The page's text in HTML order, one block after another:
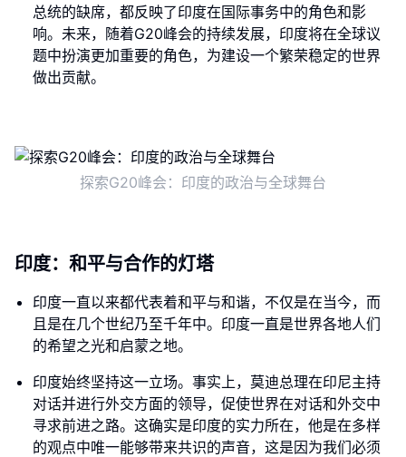
总统的缺席，都反映了印度在国际事务中的角色和影
响。未来，随着G20峰会的持续发展，印度将在全球议
题中扮演更加重要的角色，为建设一个繁荣稳定的世界
做出贡献。
探索G20峰会：印度的政治与全球舞台
印度：和平与合作的灯塔
印度一直以来都代表着和平与和谐，不仅是在当今，而
且是在几个世纪乃至千年中。印度一直是世界各地人们
的希望之光和启蒙之地。
印度始终坚持这一立场。事实上，莫迪总理在印尼主持
对话并进行外交方面的领导，促使世界在对话和外交中
寻求前进之路。这确实是印度的实力所在，他是在多样
的观点中唯一能够带来共识的声音，这是因为我们必须